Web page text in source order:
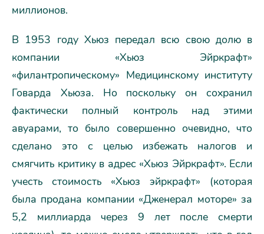
миллионов.
В 1953 году Хьюз передал всю свою долю в
компании «Хьюз Эйркрафт»
«филантропическому» Медицинскому институту
Говарда Хьюза. Но поскольку он сохранил
фактически полный контроль над этими
авуарами, то было совершенно очевидно, что
сделано это с целью избежать налогов и
смягчить критику в адрес «Хьюз Эйркрафт». Если
учесть стоимость «Хьюз эйркрафт» (которая
была продана компании «Дженерал моторе» за
5,2 миллиарда через 9 лет после смерти